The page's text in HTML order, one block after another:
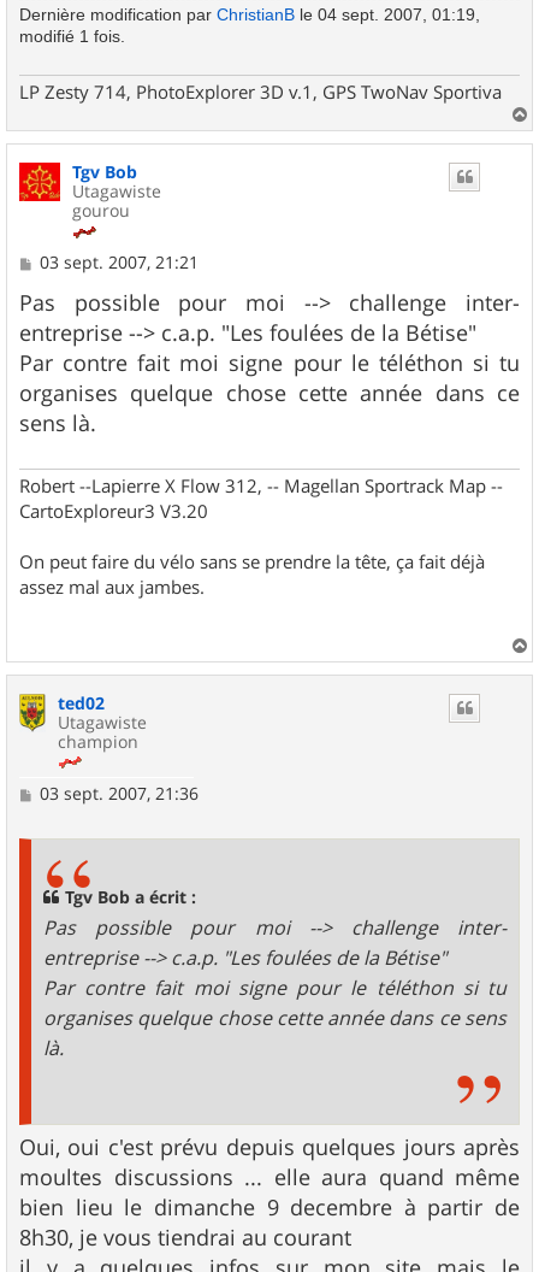
Dernière modification par ChristianB le 04 sept. 2007, 01:19,
modifié 1 fois.
LP Zesty 714, PhotoExplorer 3D v.1, GPS TwoNav Sportiva
a
Tgv Bob
Utagawiste
gourou
M
s
s
a
g
e
03 sept. 2007, 21:21
Pas possible pour moi --> challenge inter-
entreprise --> c.a.p. "Les foulées de la Bétise"
Par contre fait moi signe pour le téléthon si tu
organises quelque chose cette année dans ce
sens là.
Robert --Lapierre X Flow 312, -- Magellan Sportrack Map --
CartoExploreur3 V3.20
On peut faire du vélo sans se prendre la tête, ça fait déjà
assez mal aux jambes.
a
ted02
Utagawiste
champion
M
03 sept. 2007, 21:36
Tgv Bob a écrit :
Pas possible pour moi --> challenge inter-
entreprise --> c.a.p. "Les foulées de la Bétise"
Par contre fait moi signe pour le téléthon si tu
organises quelque chose cette année dans ce sens
là.
Oui, oui c'est prévu depuis quelques jours après
moultes discussions ... elle aura quand même
bien lieu le dimanche 9 decembre à partir de
8h30, je vous tiendrai au courant